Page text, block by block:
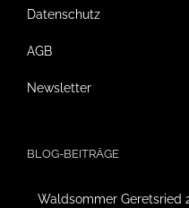
Datenschutz
AGB
Newsletter
BLOG-BEITRÄGE
Waldsommer Geretsried